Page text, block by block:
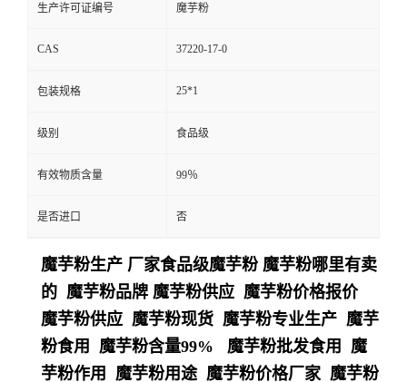
生产许可证编号 魔芋粉
CAS 37220-17-0
包装规格 25*1
级别 食品级
有效物质含量 99％
是否进口 否
魔芋粉生产 厂家食品级魔芋粉 魔芋粉哪里有卖
的 魔芋粉品牌 魔芋粉供应 魔芋粉价格报价
魔芋粉供应 魔芋粉现货 魔芋粉专业生产 魔芋
粉食用 魔芋粉含量99% 魔芋粉批发食用 魔
芋粉作用 魔芋粉用途 魔芋粉价格厂家 魔芋粉